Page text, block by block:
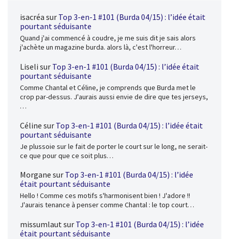
isacréa sur Top 3-en-1 #101 (Burda 04/15) : l’idée était
pourtant séduisante
Quand j'ai commencé à coudre, je me suis dit je sais alors
j'achète un magazine burda. alors là, c'est l'horreur…
Liseli sur Top 3-en-1 #101 (Burda 04/15) : l’idée était
pourtant séduisante
Comme Chantal et Céline, je comprends que Burda met le
crop par-dessus. J'aurais aussi envie de dire que tes jerseys,
…
Céline sur Top 3-en-1 #101 (Burda 04/15) : l’idée était
pourtant séduisante
Je plussoie sur le fait de porter le court sur le long, ne serait-
ce que pour que ce soit plus…
Morgane sur Top 3-en-1 #101 (Burda 04/15) : l’idée
était pourtant séduisante
Hello ! Comme ces motifs s'harmonisent bien ! J'adore !!
J'aurais tenance à penser comme Chantal : le top court…
missumlaut sur Top 3-en-1 #101 (Burda 04/15) : l’idée
était pourtant séduisante